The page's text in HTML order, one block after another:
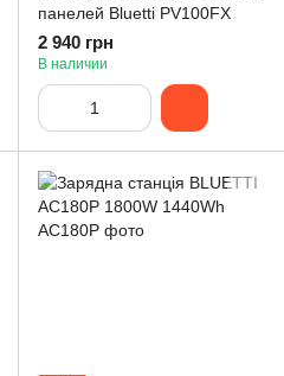
панелей Bluetti PV100FX
2 940 грн
В наличии